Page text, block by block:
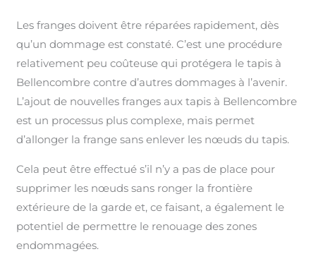
Les franges doivent être réparées rapidement, dès
qu’un dommage est constaté. C’est une procédure
relativement peu coûteuse qui protégera le tapis à
Bellencombre contre d’autres dommages à l’avenir.
L’ajout de nouvelles franges aux tapis à Bellencombre
est un processus plus complexe, mais permet
d’allonger la frange sans enlever les nœuds du tapis.
Cela peut être effectué s’il n’y a pas de place pour
supprimer les nœuds sans ronger la frontière
extérieure de la garde et, ce faisant, a également le
potentiel de permettre le renouage des zones
endommagées.